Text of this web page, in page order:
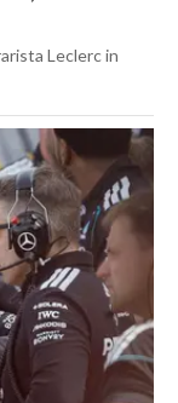
Leclerc in